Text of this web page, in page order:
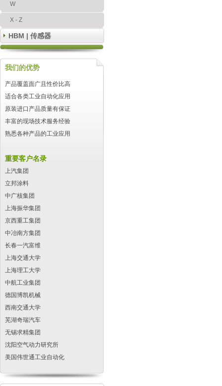
W
X - Z
HBM | 传感器
我们的优势
产品覆盖面广且性价比高
适合各类工业自动化应用
原装进口产品质量有保证
丰富的现场技术服务经验
熟悉各种产品的工业应用
重要客户名录
上汽集团
立邦涂料
中广核集团
上海振华集团
京西重工集团
中冶南方集团
长春一汽富维
上海交通大学
上海理工大学
中航工业集团
德国博凯机械
西南交通大学
芜湖奇瑞汽车
无锡求精集团
沈阳空气动力研究所
美国伟世通工业自动化